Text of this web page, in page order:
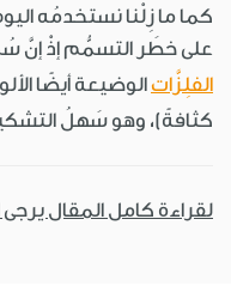
كما ما زِلْنا نستخدمُه
على خطَر التسمُّم إذْ إنَّ
الفلِزَّاتالوضيعة أيضًا
كثافةً)، وهو سَهلُ
لقراءة كامل المقال